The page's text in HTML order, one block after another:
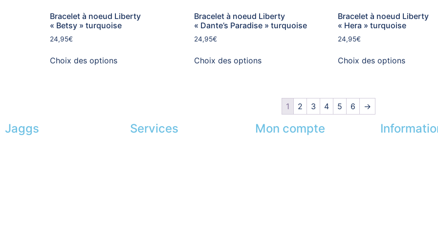
Bracelet à noeud Liberty
« Betsy » turquoise
24,95€
Choix des options
Bracelet à noeud Liberty
« Dante’s Paradise » turquoise
24,95€
Choix des options
Bracelet à noeud Liberty
« Hera » turquoise
24,95€
Choix des options
1 2 3 4 5 6 →
Jaggs Services Mon compte